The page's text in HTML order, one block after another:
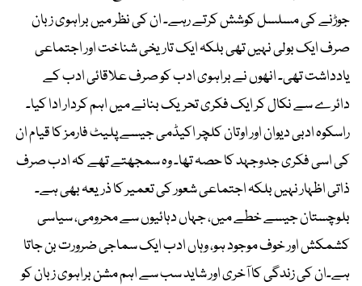
جوڑنے کی مسلسل کوشش کرتے رہے۔ ان کی نظر میں براہوی زبان
صرف ایک بولی نہیں تھی بلکہ ایک تاریخی شناخت اور اجتماعی
یادداشت تھی۔ انھوں نے براہوی ادب کو صرف علاقائی ادب کے
دائرے سے نکال کر ایک فکری تحریک بنانے میں اہم کردار ادا کیا۔
راسکوہ ادبی دیوان اور اوتان کلچر اکیڈمی جیسے پلیٹ فارمز کا قیام ان
کی اسی فکری جدوجہد کا حصہ تھا۔ وہ سمجھتے تھے کہ ادب صرف
ذاتی اظہار نہیں بلکہ اجتماعی شعور کی تعمیر کا ذریعہ بھی ہے۔
بلوچستان جیسے خطے میں، جہاں دہائیوں سے محرومی، سیاسی
کشمکش اور خوف موجود ہو، وہاں ادب ایک سماجی ضرورت بن جاتا
ہے۔ان کی زندگی کا آخری اور شاید سب سے اہم مشن براہوی زبان کو